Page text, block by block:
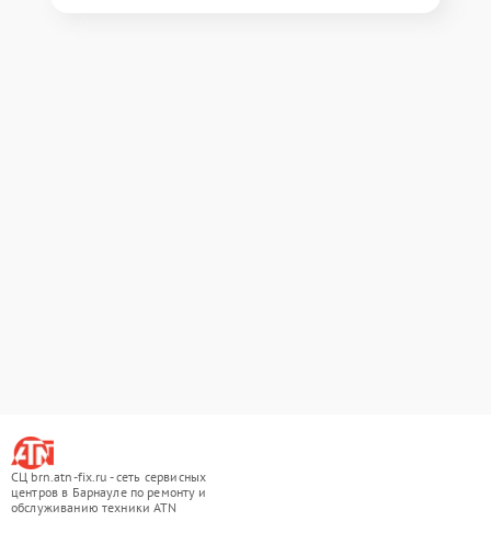
СЦ brn.atn-fix.ru - сеть сервисных
центров в Барнауле по ремонту и
обслуживанию техники ATN